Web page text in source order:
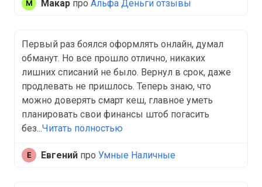
Макар про Альфа Деньги отзывы
Первый раз боялся оформлять онлайн, думал
обманут. Но все прошло отлично, никаких
лишних списаний не было. Вернул в срок, даже
продлевать не пришлось. Теперь знаю, что
можно доверять смарт кеш, главное уметь
планировать свои финансы штоб погасить
без...Читать полностью
Евгений про Умные Наличные